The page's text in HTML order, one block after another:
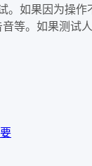
如果因为操
等。如果测